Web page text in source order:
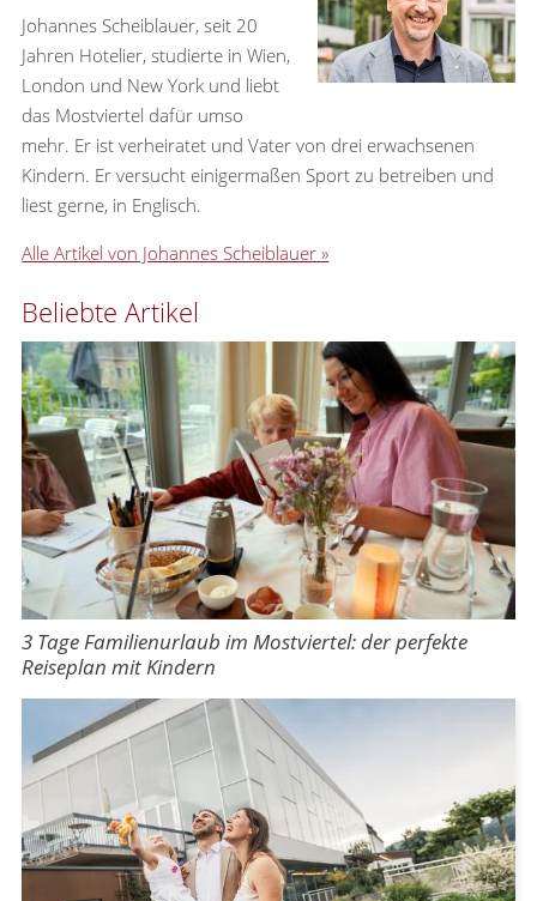
Johannes Scheiblauer, seit 20
Jahren Hotelier, studierte in Wien,
London und New York und liebt
das Mostviertel dafür umso
mehr. Er ist verheiratet und Vater von drei erwachsenen
Kindern. Er versucht einigermaßen Sport zu betreiben und
liest gerne, in Englisch.
Alle Artikel von Johannes Scheiblauer »
Beliebte Artikel
3 Tage Familienurlaub im Mostviertel: der perfekte
Reiseplan mit Kindern